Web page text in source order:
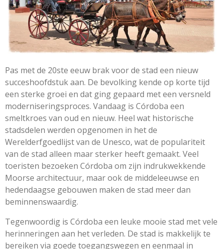
Pas met de 20ste eeuw brak voor de stad een nieuw
succeshoofdstuk aan. De bevolking kende op korte tijd
een sterke groei en dat ging gepaard met een versneld
moderniseringsproces. Vandaag is Córdoba een
smeltkroes van oud en nieuw. Heel wat historische
stadsdelen werden opgenomen in het de
Werelderfgoedlijst van de Unesco, wat de populariteit
van de stad alleen maar sterker heeft gemaakt. Veel
toeristen bezoeken Córdoba om zijn indrukwekkende
Moorse architectuur, maar ook de middeleeuwse en
hedendaagse gebouwen maken de stad meer dan
beminnenswaardig.
Tegenwoordig is Córdoba een leuke mooie stad met vele
herinneringen aan het verleden. De stad is makkelijk te
bereiken via goede toegangswegen en eenmaal in